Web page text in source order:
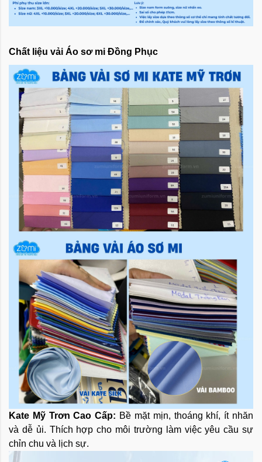
Chất liệu vải Áo sơ mi Đồng Phục
Kate Mỹ Trơn Cao Cấp: Bề mặt mịn, thoáng khí, ít nhăn
và dễ ủi. Thích hợp cho môi trường làm việc yêu cầu sự
chỉn chu và lịch sự.